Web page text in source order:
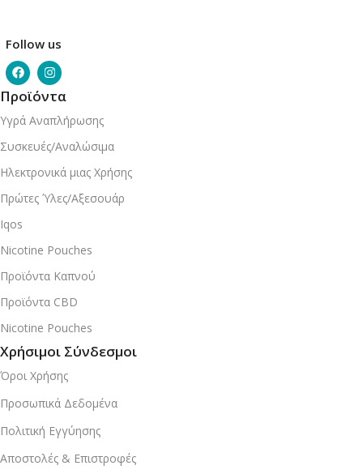
Follow us
Προϊόντα
Υγρά Αναπλήρωσης
Συσκευές/Αναλώσιμα
Ηλεκτρονικά μιας Χρήσης
Πρώτες Ύλες/Αξεσουάρ
Iqos
Nicotine Pouches
Προϊόντα Καπνού
Προϊόντα CBD
Nicotine Pouches
Χρήσιμοι Σύνδεσμοι
Όροι Χρήσης
Προσωπικά Δεδομένα
Πολιτική Εγγύησης
Αποστολές & Επιστροφές